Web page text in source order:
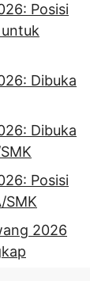
Posisi
Dibuka
Dibuka
Posisi
SMK
2026